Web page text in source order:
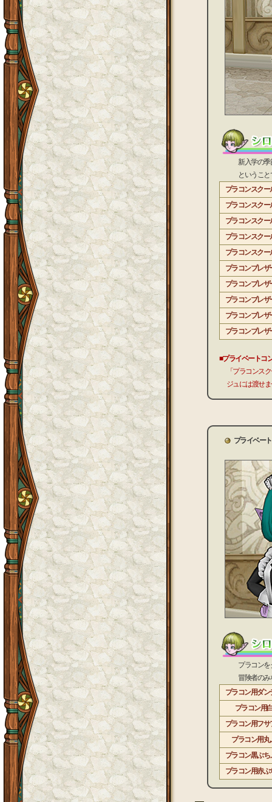
新入学の季節
ということで
プラコンスクー
プラコンスクー
プラコンスクー
プラコンスクー
プラコンスクー
プラコンブレザ
プラコンブレザ
プラコンブレザ
プラコンブレザ
プラコンブレザ
■プライベートコ
「プラコンス
ジュには渡せ
プライベー
プラコンをク
冒険者のみな
プラコン用ダン
プラコン用
プラコン用フサ
プラコン用丸
プラコン黒ぶち
プラコン用赤ぶ